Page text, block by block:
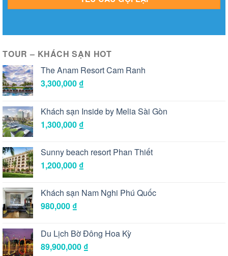
TOUR – KHÁCH SẠN HOT
The Anam Resort Cam Ranh
3,300,000 ₫
Khách sạn Inside by Melia Sài Gòn
1,300,000 ₫
Sunny beach resort Phan Thiết
1,200,000 ₫
Khách sạn Nam Nghi Phú Quốc
980,000 ₫
Du Lịch Bờ Đông Hoa Kỳ
89,900,000 ₫